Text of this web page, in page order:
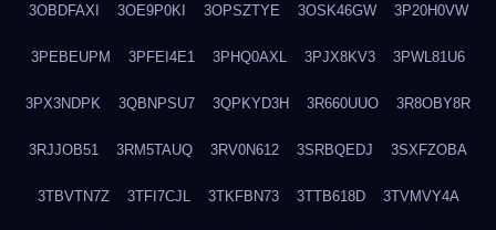
3OBDFAXI 3OE9P0KI 3OPSZTYE 3OSK46GW 3P20H0VW
3PEBEUPM 3PFEI4E1 3PHQ0AXL 3PJX8KV3 3PWL81U6
3PX3NDPK 3QBNPSU7 3QPKYD3H 3R660UUO 3R8OBY8R
3RJJOB51 3RM5TAUQ 3RV0N612 3SRBQEDJ 3SXFZOBA
3TBVTN7Z 3TFI7CJL 3TKFBN73 3TTB618D 3TVMVY4A